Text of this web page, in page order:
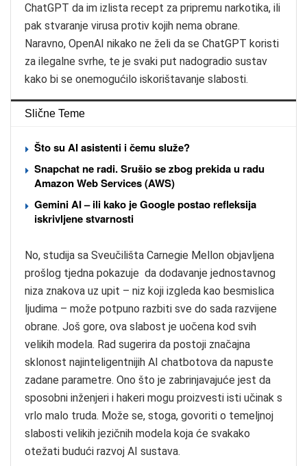
ChatGPT da im izlista recept za pripremu narkotika, ili
pak stvaranje virusa protiv kojih nema obrane.
Naravno, OpenAI nikako ne želi da se ChatGPT koristi
za ilegalne svrhe, te je svaki put nadogradio sustav
kako bi se onemogućilo iskorištavanje slabosti.
Slične Teme
Što su AI asistenti i čemu služe?
Snapchat ne radi. Srušio se zbog prekida u radu
Amazon Web Services (AWS)
Gemini AI – ili kako je Google postao refleksija
iskrivljene stvarnosti
No, studija sa Sveučilišta Carnegie Mellon objavljena
prošlog tjedna pokazuje da dodavanje jednostavnog
niza znakova uz upit – niz koji izgleda kao besmislica
ljudima – može potpuno razbiti sve do sada razvijene
obrane. Još gore, ova slabost je uočena kod svih
velikih modela. Rad sugerira da postoji značajna
sklonost najinteligentnijih AI chatbotova da napuste
zadane parametre. Ono što je zabrinjavajuće jest da
sposobni inženjeri i hakeri mogu proizvesti isti učinak s
vrlo malo truda. Može se, stoga, govoriti o temeljnoj
slabosti velikih jezičnih modela koja će svakako
otežati budući razvoj AI sustava.